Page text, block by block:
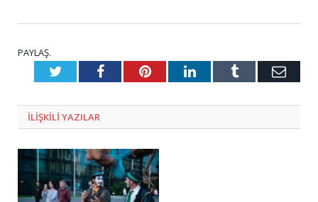
PAYLAŞ.
TwitterFacebookPinterestLinkedInTumblr E-
ILIŞKILI YAZILAR